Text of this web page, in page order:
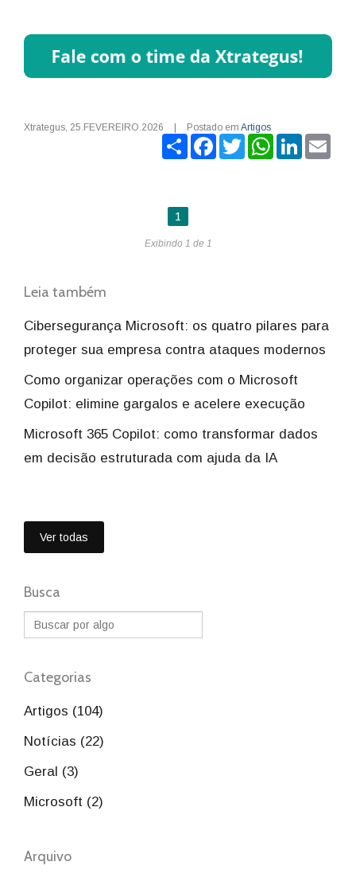
Xtrategus 25.FEVEREIRO.2026 | Postado em Artigos
ShareFacebook
TwitterWhatsApp
LinkedIn
1
Exibindo 1 de 1
Leia também
Cibersegurança Microsoft: os quatro pilares para
proteger sua empresa contra ataques modernos
Como organizar operações com o Microsoft
Copilot: elimine gargalos e acelere execução
Microsoft 365 Copilot: como transformar dados
em decisão estruturada com ajuda da IA
Ver todas
Busca
Categorias
Artigos (104)
Notícias (22)
Geral (3)
Microsoft (2)
Arquivo